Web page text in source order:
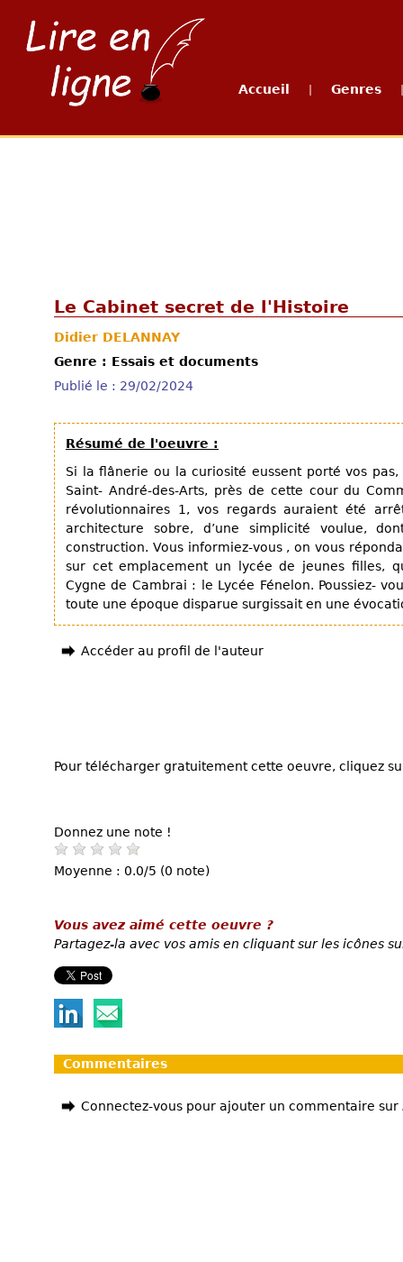
Accueil Genres
Le Cabinet secret de l'Histoire
Didier DELANNAY
Genre : Essais et documents
Publié le : 29/02/2024
Résumé de l'oeuvre :
Si la flânerie ou la curiosité eussent porté vos
Saint- André-des-Arts, près de cette cour du
révolutionnaires 1, vos regards auraient été
architecture sobre, d’une simplicité voulue,
construction. Vous informiez-vous , on vous
sur cet emplacement un lycée de jeunes filles,
Cygne de Cambrai : le Lycée Fénelon. Poussiez-
toute une époque disparue surgissait en une
Accéder au profil de l'auteur
Pour télécharger gratuitement cette oeuvre, cliquez
Donnez une note !
Moyenne : 0.0/5 (0 note)
Vous avez aimé cette oeuvre ?
Partagez-la avec vos amis en cliquant sur les icônes
Commentaires
Connectez-vous pour ajouter un commentaire sur